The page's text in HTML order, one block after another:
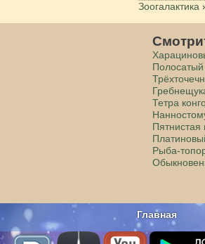
Зоогалактика
Тетра
Рыба-
Главная
Наши